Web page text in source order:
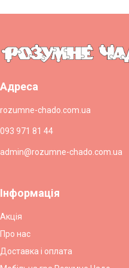
Адреса
rozumne-chado.com.ua
093 971 81 44
admin@rozumne-chado.com.ua
Інформація
Акція
Про нас
Доставка і оплата